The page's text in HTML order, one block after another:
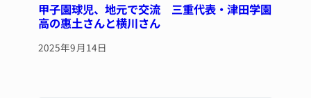
甲子園球児、地元で交流 三重代表・津田学園
高の惠土さんと横川さん
2025年9月14日